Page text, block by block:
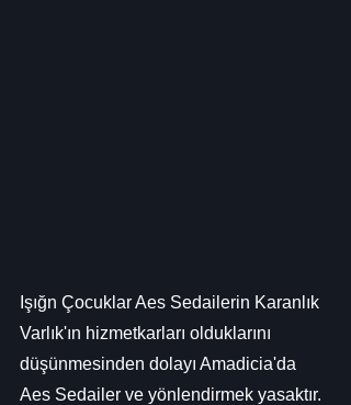
Işığn Çocuklar Aes Sedailerin Karanlık
Varlık'ın hizmetkarları olduklarını
düşünmesinden dolayı Amadicia'da
Aes Sedailer ve yönlendirmek yasaktır.